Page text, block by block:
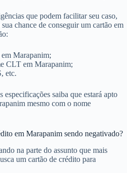
que podem facilitar seu caso,
chance de conseguir um cartão em
Marapanim;
CLT em Marapanim;
etc.
especificações saiba que estará apto
mesmo com o nome
em Marapanim sendo negativado?
na parte do assunto que mais
um cartão de crédito para